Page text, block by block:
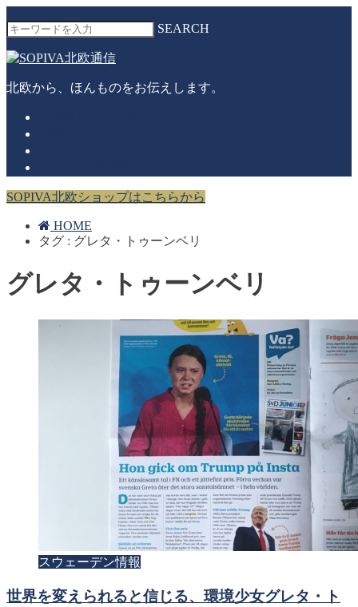
SEARCH
北欧から、ほんものをお伝えします。
SOPIVA北欧ショップはこちらから
HOME
タグ : グレタ・トゥーンベリ
グレタ・トゥーンベリ
スウェーデン情報
世界を変えられると信じる、環境少女グレタ・ト